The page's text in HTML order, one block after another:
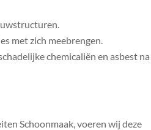
met zich meebrengen.​
chemicaliën en asbest na
Schoonmaak, voeren wij deze